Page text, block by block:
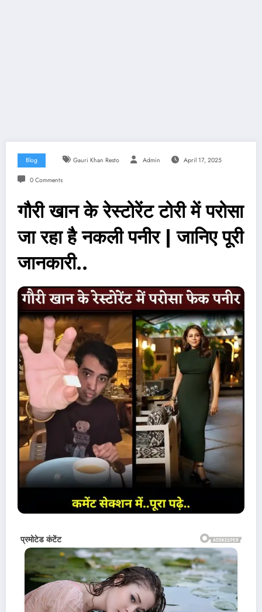
Blog Gauri Khan Resto Admin April 17, 2025
0 Comments
गौरी खान के रेस्टोरेंट टोरी में परोसा
जा रहा है नकली पनीर | जानिए पूरी
जानकारी..